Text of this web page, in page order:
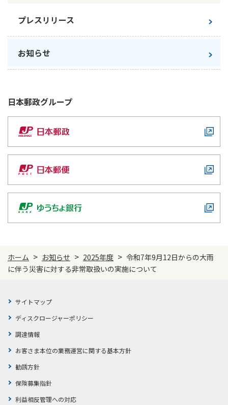
各種サービス・お知らせ
かんぽプラチナライフサービス
保険用語集
お問い合わせ
保険料のお払込方法
保険用語集
かんぽアプリ～かんぽの健康と安心を手のひらに～
ラジオ体操・みんなの体操
ラジオ体操ポータルサイト
かんぽ生命のサステナビリティ
お客さまの声／お客さまサービス向上の取組み
プレスリリース
お知らせ
日本郵政グループ
ホーム > お知らせ > 2025年度 > 令和7年9月12日からの大雨
に伴う災害に対する非常取扱いの実施について
サイトマップ
ディスクロージャーポリシー
調達情報
お客さま本位の業務運営に関する基本方針
勧誘方針
保険募集指針
利益相反管理への対応